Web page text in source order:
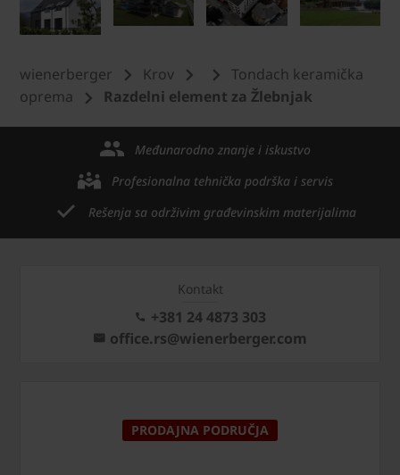
wienerberger Krov
Tondach keramička
oprema
Razdelni element za Žlebnjak
Međunarodno znanje i iskustvo
Profesionalna tehnička podrška i servis
Rešenja sa održivim građevinskim materijalima
Kontakt
+381 24 4873 303
office.rs@wienerberger.com
PRODAJNA PODRUČJA